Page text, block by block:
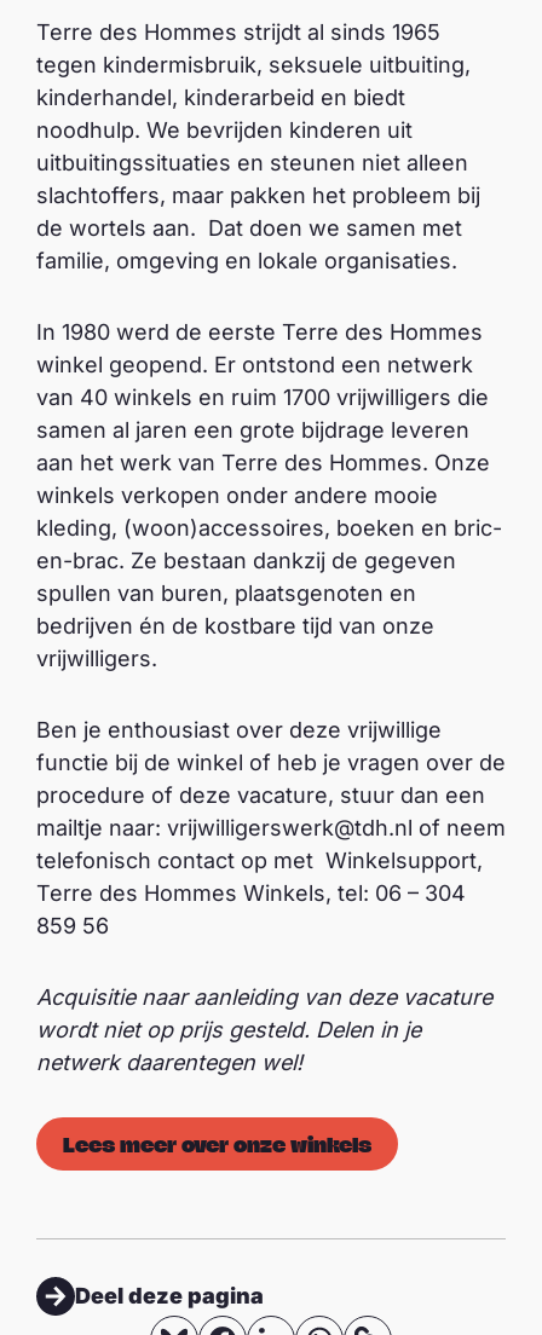
Terre des Hommes strijdt al sinds 1965
tegen kindermisbruik, seksuele uitbuiting,
kinderhandel, kinderarbeid en biedt
noodhulp. We bevrijden kinderen uit
uitbuitingssituaties en steunen niet alleen
slachtoffers, maar pakken het probleem bij
de wortels aan. Dat doen we samen met
familie, omgeving en lokale organisaties.
In 1980 werd de eerste Terre des Hommes
winkel geopend. Er ontstond een netwerk
van 40 winkels en ruim 1700 vrijwilligers die
samen al jaren een grote bijdrage leveren
aan het werk van Terre des Hommes. Onze
winkels verkopen onder andere mooie
kleding, (woon)accessoires, boeken en bric-
en-brac. Ze bestaan dankzij de gegeven
spullen van buren, plaatsgenoten en
bedrijven én de kostbare tijd van onze
vrijwilligers.
Ben je enthousiast over deze vrijwillige
functie bij de winkel of heb je vragen over de
procedure of deze vacature, stuur dan een
mailtje naar: vrijwilligerswerk@tdh.nl of neem
telefonisch contact op met Winkelsupport,
Terre des Hommes Winkels, tel: 06 – 304
859 56
Acquisitie naar aanleiding van deze vacature
wordt niet op prijs gesteld. Delen in je
netwerk daarentegen wel!
Lees meer over onze winkels
Deel deze pagina